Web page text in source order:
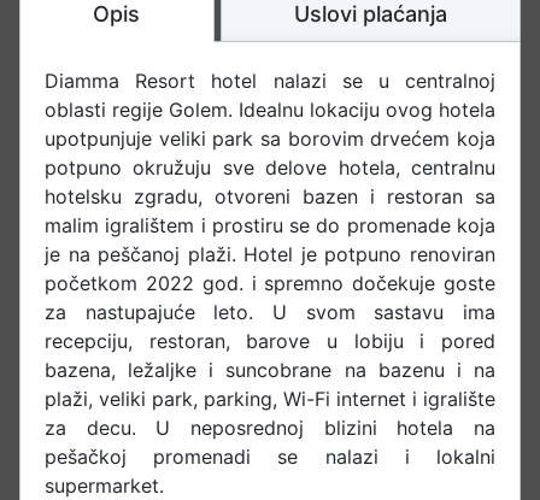
Opis Uslovi plaćanja
Diamma Resort hotel nalazi se u centralnoj
oblasti regije Golem. Idealnu lokaciju ovog hotela
upotpunjuje veliki park sa borovim drvećem koja
potpuno okružuju sve delove hotela, centralnu
hotelsku zgradu, otvoreni bazen i restoran sa
malim igralištem i prostiru se do promenade koja
je na peščanoj plaži. Hotel je potpuno renoviran
početkom 2022 god. i spremno dočekuje goste
za nastupajuće leto. U svom sastavu ima
recepciju, restoran, barove u lobiju i pored
bazena, ležaljke i suncobrane na bazenu i na
plaži, veliki park, parking, Wi-Fi internet i igralište
za decu. U neposrednoj blizini hotela na
pešačkoj promenadi se nalazi i lokalni
supermarket.